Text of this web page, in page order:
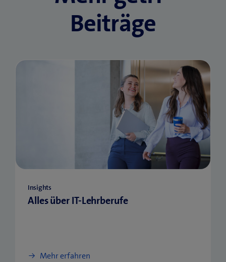
Beiträge
Insights
Alles über IT-Lehrberufe
Mehr erfahren